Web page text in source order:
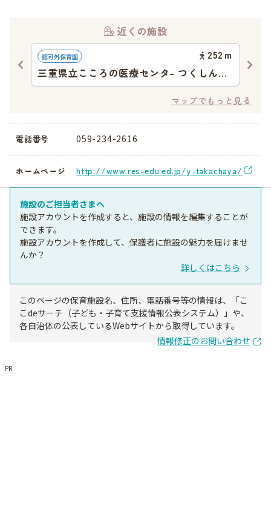
近くの施設
認可外保育園 252 ｍ
三重県立こころの医療センタ- つくしんぼ
保育園
マップでもっと見る
電話番号 059-234-2616
ホームページ http://www.res-edu.ed.jp/y-takachaya/
施設のご担当者さまへ
施設アカウントを作成すると、施設の情報を編集することが
できます。
施設アカウントを作成して、保護者に施設の魅力を届けませ
んか？
詳しくはこちら
このページの保育施設名、住所、電話番号等の情報は、「こ
こdeサーチ（子ども・子育て支援情報公表システム）」や、
各自治体の公表しているWebサイトから取得しています。
情報修正のお問い合わせ
PR